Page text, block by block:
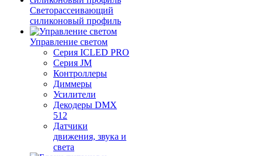
Светорассеивающий
силиконовый профиль
Управление светом
Серия ICLED PRO
Серия JM
Контроллеры
Диммеры
Усилители
Декодеры DMX
512
Датчики
движения, звука и
света